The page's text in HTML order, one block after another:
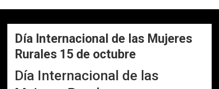
Día Internacional de las Mujeres
Rurales 15 de octubre
Día Internacional de las